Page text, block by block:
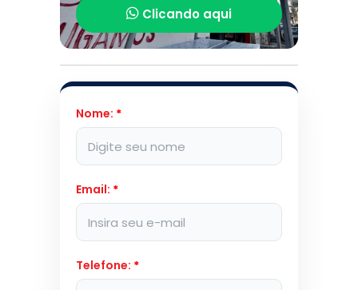
Clicando aqui
Nome: *
Email: *
Telefone: *